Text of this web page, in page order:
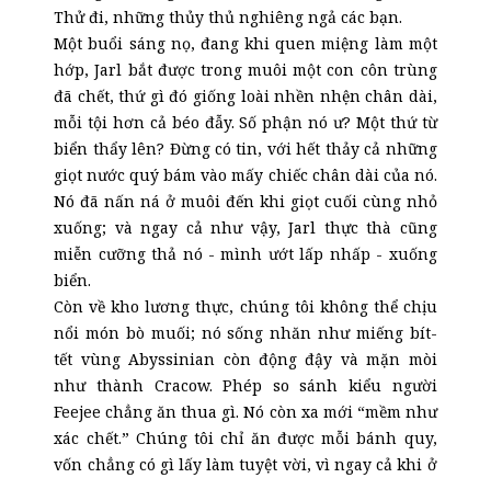
Thử đi, những thủy thủ nghiêng ngả các bạn.
Một buổi sáng nọ, đang khi quen miệng làm một
hớp, Jarl bắt được trong muôi một con côn trùng
đã chết, thứ gì đó giống loài nhền nhện chân dài,
mỗi tội hơn cả béo đẫy. Số phận nó ư? Một thứ từ
biển thẩy lên? Đừng có tin, với hết thảy cả những
giọt nước quý bám vào mấy chiếc chân dài của nó.
Nó đã nấn ná ở muôi đến khi giọt cuối cùng nhỏ
xuống; và ngay cả như vậy, Jarl thực thà cũng
miễn cưỡng thả nó - mình ướt lấp nhấp - xuống
biển.
Còn về kho lương thực, chúng tôi không thể chịu
nổi món bò muối; nó sống nhăn như miếng bít-
tết vùng Abyssinian còn động đậy và mặn mòi
như thành Cracow. Phép so sánh kiểu người
Feejee chẳng ăn thua gì. Nó còn xa mới “mềm như
xác chết.” Chúng tôi chỉ ăn được mỗi bánh quy,
vốn chẳng có gì lấy làm tuyệt vời, vì ngay cả khi ở